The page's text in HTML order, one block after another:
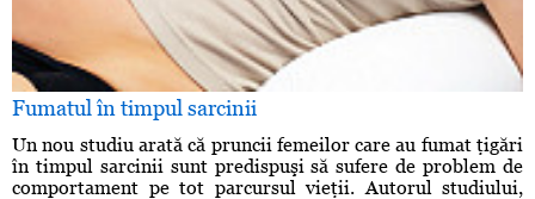
Fumatul în timpul sarcinii
Un nou studiu arată că pruncii femeilor care au fumat ţigări
în timpul sarcinii sunt predispuşi să sufere de problem de
comportament pe tot parcursul vieţii. Autorul studiului,